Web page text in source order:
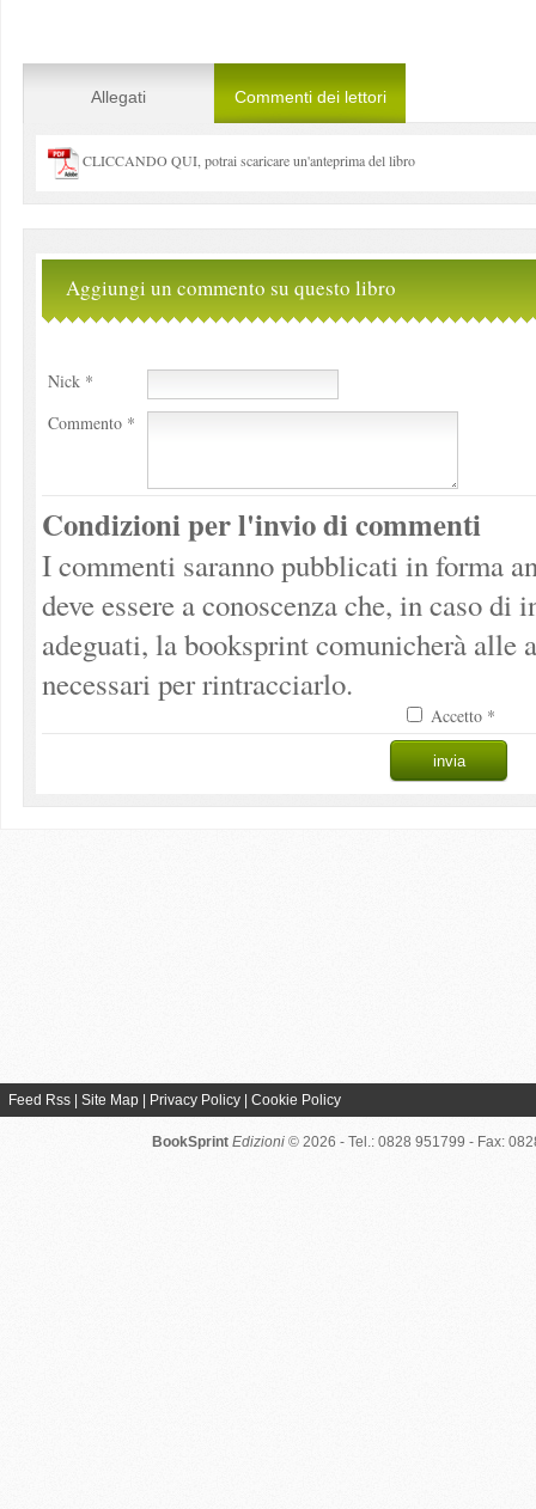
Allegati Commenti dei lettori
CLICCANDO QUI, potrai scaricare un'anteprima del libro
Aggiungi un commento su questo libro
Nick *
Commento *
Condizioni per l'invio di commenti
I commenti saranno pubblicati in forma
deve essere a conoscenza che, in caso
adeguati, la booksprint comunicherà alle
necessari per rintracciarlo.
Accetto *
Feed Rss Site Map Privacy Policy Cookie Policy
BookSprint Edizioni © 2026 - Tel.: 0828 951799 - Fax: